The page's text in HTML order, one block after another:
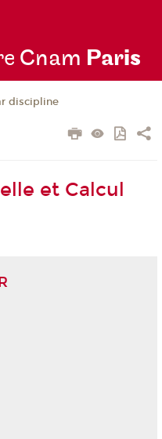
Cnam Paris
discipline
et Calcul